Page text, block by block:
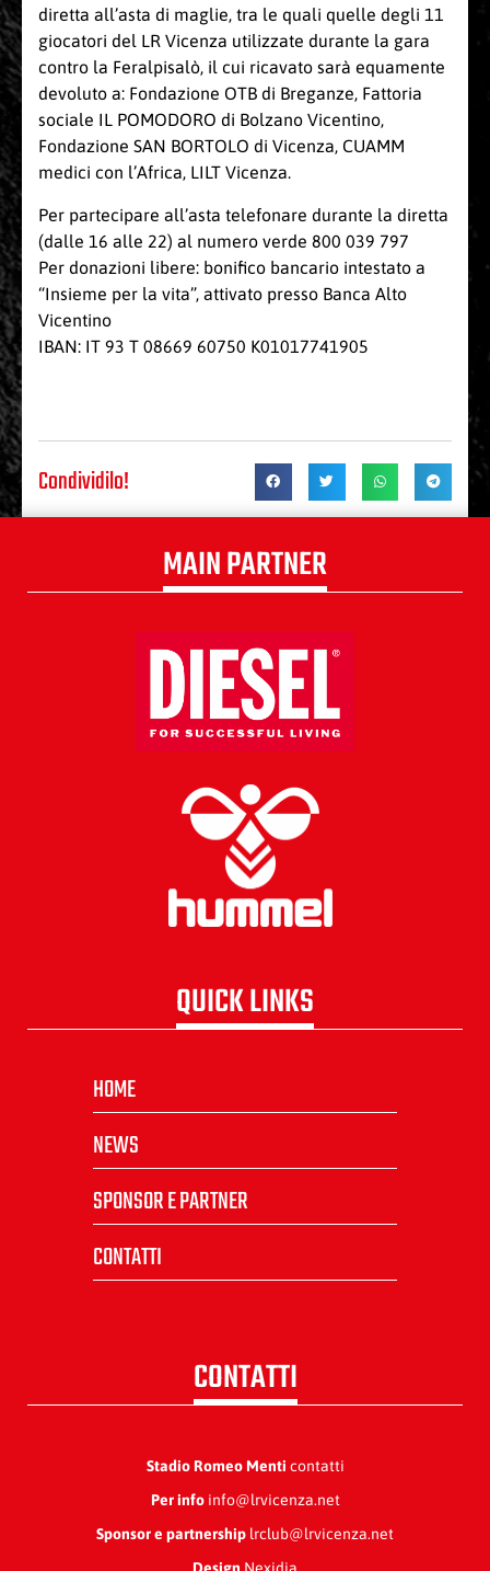
diretta all’asta di maglie, tra le quali quelle degli 11
giocatori del LR Vicenza utilizzate durante la gara
contro la Feralpisalò, il cui ricavato sarà equamente
devoluto a: Fondazione OTB di Breganze, Fattoria
sociale IL POMODORO di Bolzano Vicentino,
Fondazione SAN BORTOLO di Vicenza, CUAMM
medici con l’Africa, LILT Vicenza.
Per partecipare all’asta telefonare durante la diretta
(dalle 16 alle 22) al numero verde 800 039 797
Per donazioni libere: bonifico bancario intestato a
“Insieme per la vita”, attivato presso Banca Alto
Vicentino
IBAN: IT 93 T 08669 60750 K01017741905
Condividilo!
MAIN PARTNER
QUICK LINKS
HOME
NEWS
SPONSOR E PARTNER
CONTATTI
CONTATTI
Stadio Romeo Menti contatti
Per infoinfo@lrvicenza.net
Sponsor e partnership lrclub@lrvicenza.net